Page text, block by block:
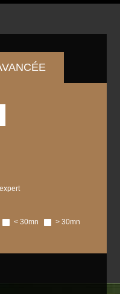
expert
< 30mn > 30mn